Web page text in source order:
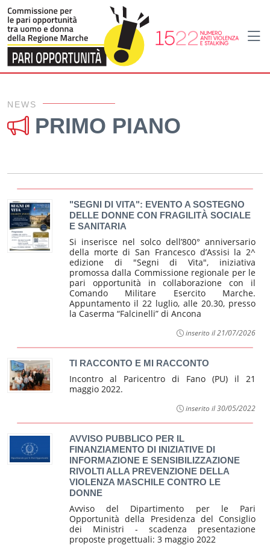
Home Primo piano
NEWS
PRIMO PIANO
"SEGNI DI VITA": EVENTO A SOSTEGNO
DELLE DONNE CON FRAGILITÀ SOCIALE
E SANITARIA
Si inserisce nel solco dell’800° anniversario
della morte di San Francesco d’Assisi la 2^
edizione di "Segni di Vita", iniziativa
promossa dalla Commissione regionale per le
pari opportunità in collaborazione con il
Comando Militare Esercito Marche.
Appuntamento il 22 luglio, alle 20.30, presso
la Caserma “Falcinelli” di Ancona
inserito il 21/07/2026
TI RACCONTO E MI RACCONTO
Incontro al Paricentro di Fano (PU) il 21
maggio 2022.
inserito il 30/05/2022
AVVISO PUBBLICO PER IL
FINANZIAMENTO DI INIZIATIVE DI
INFORMAZIONE E SENSIBILIZZAZIONE
RIVOLTI ALLA PREVENZIONE DELLA
VIOLENZA MASCHILE CONTRO LE
DONNE
Avviso del Dipartimento per le Pari
Opportunità della Presidenza del Consiglio
dei Ministri - scadenza presentazione
proposte progettuali: 3 maggio 2022